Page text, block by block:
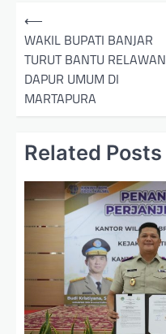
N
g
⟵
WAKIL BUPATI BANJAR
TURUT BANTU RELAWAN
DAPUR UMUM DI
MARTAPURA
Related Posts